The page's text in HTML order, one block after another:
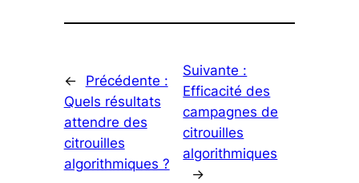
←
Précédente :
Quels résultats
attendre des
citrouilles
algorithmiques ?
Suivante :
Efficacité des
campagnes de
citrouilles
algorithmiques
→